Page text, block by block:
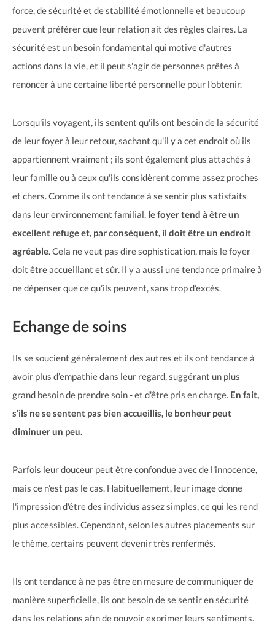
force, de sécurité et de stabilité émotionnelle et beaucoup
peuvent préférer que leur relation ait des règles claires. La
sécurité est un besoin fondamental qui motive d'autres
actions dans la vie, et il peut s'agir de personnes prêtes à
renoncer à une certaine liberté personnelle pour l'obtenir.
Lorsqu'ils voyagent, ils sentent qu'ils ont besoin de la sécurité
de leur foyer à leur retour, sachant qu'il y a cet endroit où ils
appartiennent vraiment ; ils sont également plus attachés à
leur famille ou à ceux qu'ils considèrent comme assez proches
et chers. Comme ils ont tendance à se sentir plus satisfaits
dans leur environnement familial, le foyer tend à être un
excellent refuge et, par conséquent, il doit être un endroit
agréable. Cela ne veut pas dire sophistication, mais le foyer
doit être accueillant et sûr. Il y a aussi une tendance primaire à
ne dépenser que ce qu’ils peuvent, sans trop d’excès.
Echange de soins
Ils se soucient généralement des autres et ils ont tendance à
avoir plus d’empathie dans leur regard, suggérant un plus
grand besoin de prendre soin - et d'être pris en charge. En fait,
s’ils ne se sentent pas bien accueillis, le bonheur peut
diminuer un peu.
Parfois leur douceur peut être confondue avec de l'innocence,
mais ce n'est pas le cas. Habituellement, leur image donne
l'impression d'être des individus assez simples, ce qui les rend
plus accessibles. Cependant, selon les autres placements sur
le thème, certains peuvent devenir très renfermés.
Ils ont tendance à ne pas être en mesure de communiquer de
manière superficielle, ils ont besoin de se sentir en sécurité
dans les relations afin de pouvoir exprimer leurs sentiments.